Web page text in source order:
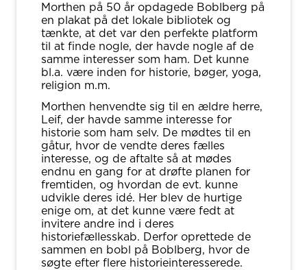
Morthen på 50 år opdagede Boblberg på
en plakat på det lokale bibliotek og
tænkte, at det var den perfekte platform
til at finde nogle, der havde nogle af de
samme interesser som ham. Det kunne
bl.a. være inden for historie, bøger, yoga,
religion m.m.
Morthen henvendte sig til en ældre herre,
Leif, der havde samme interesse for
historie som ham selv. De mødtes til en
gåtur, hvor de vendte deres fælles
interesse, og de aftalte så at mødes
endnu en gang for at drøfte planen for
fremtiden, og hvordan de evt. kunne
udvikle deres idé. Her blev de hurtige
enige om, at det kunne være fedt at
invitere andre ind i deres
historiefællesskab. Derfor oprettede de
sammen en bobl på Boblberg, hvor de
søgte efter flere historieinteresserede.